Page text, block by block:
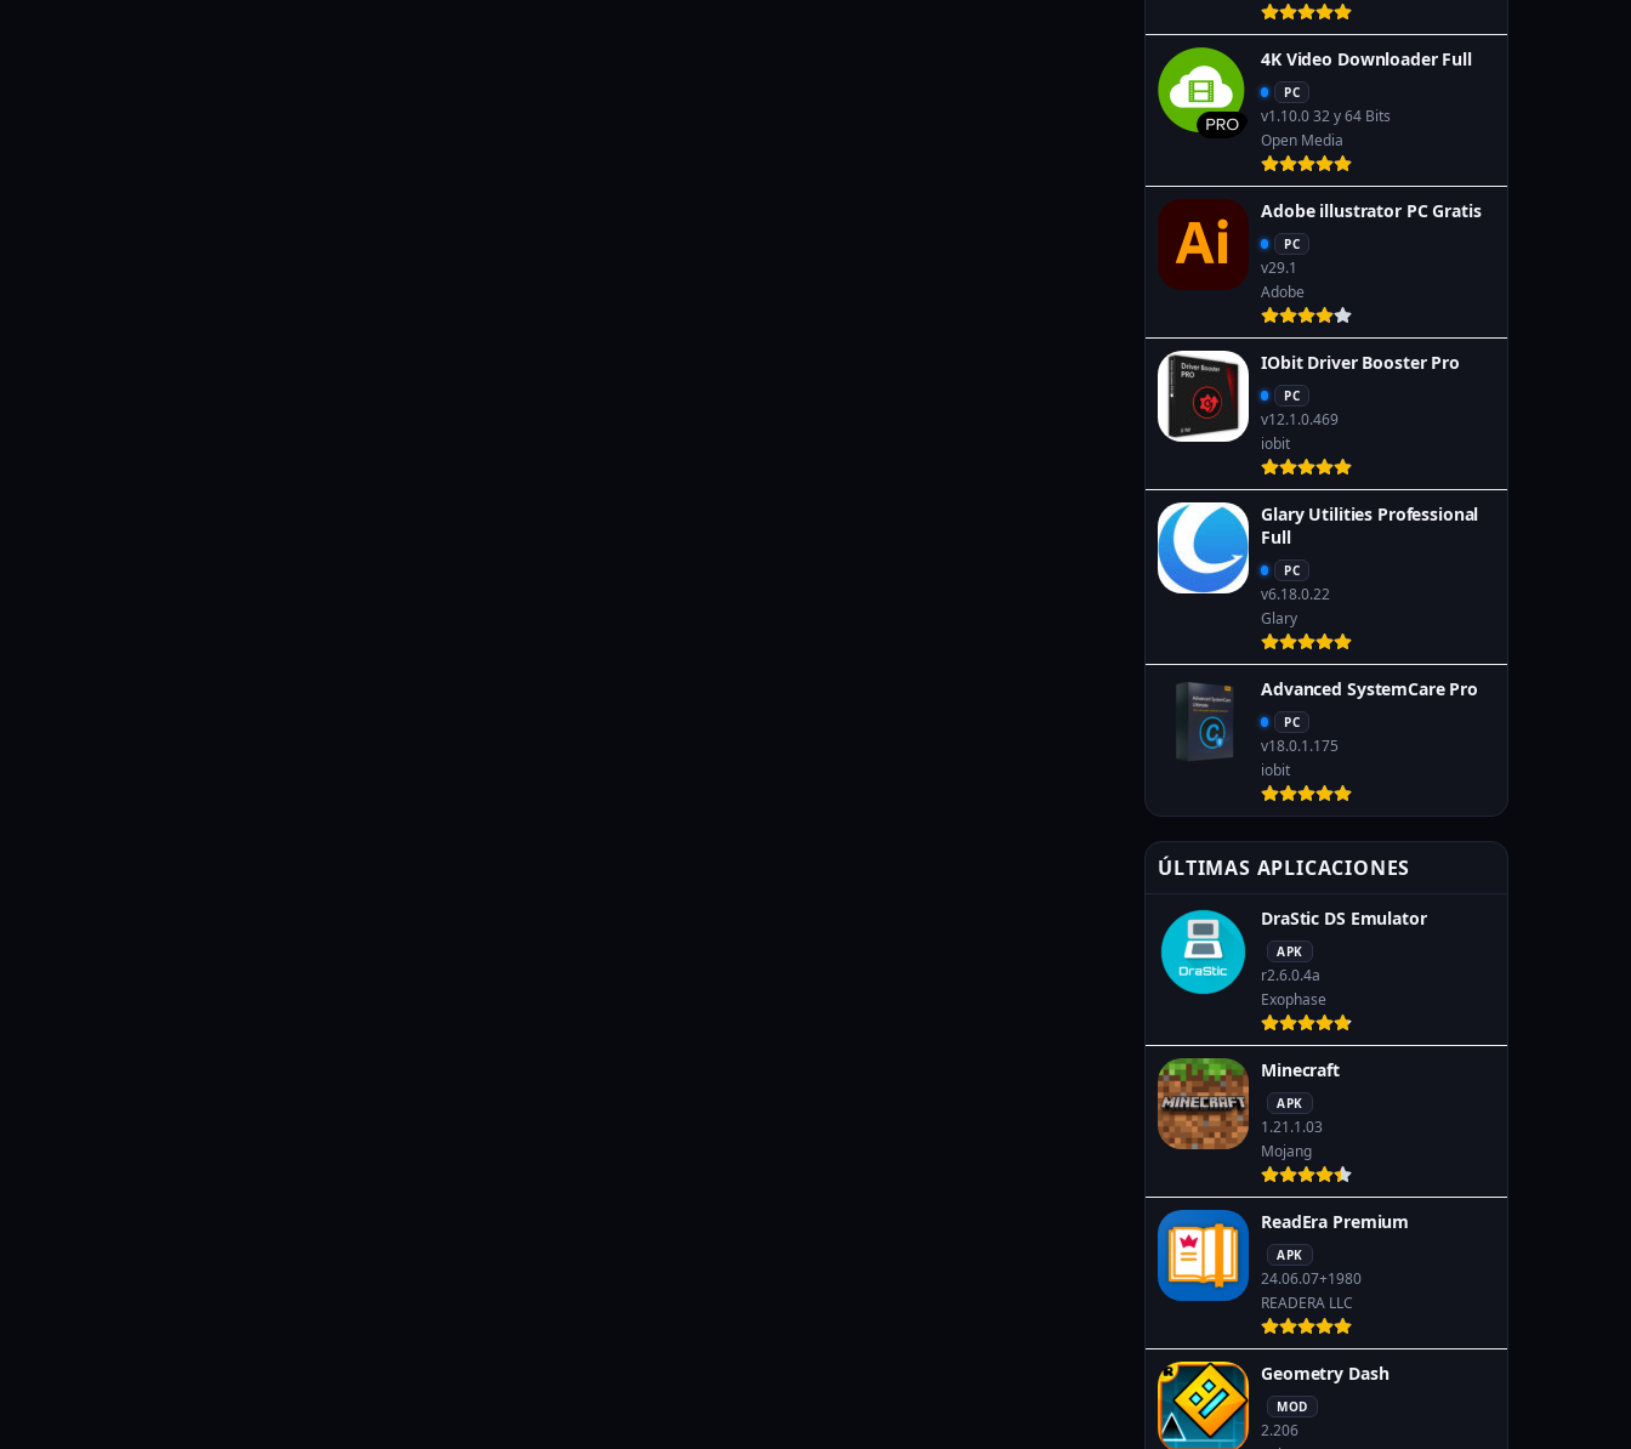
4K Video Downloader Full
PC
v1.10.0 32 y 64 Bits
Open Media
Adobe illustrator PC Gratis
PC
v29.1
Adobe
IObit Driver Booster Pro
PC
v12.1.0.469
iobit
Glary Utilities Professional
Full
PC
v6.18.0.22
Glary
Advanced SystemCare Pro
PC
v18.0.1.175
iobit
ÚLTIMAS APLICACIONES
DraStic DS Emulator
APK
r2.6.0.4a
Exophase
Minecraft
APK
1.21.1.03
Mojang
ReadEra Premium
APK
24.06.07+1980
READERA LLC
Geometry Dash
MOD
2.206